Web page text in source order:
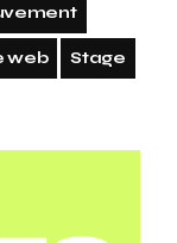
web Stage